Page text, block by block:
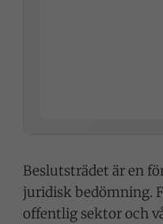
Beslutsträdet är en
juridisk bedömning.
offentlig sektor och